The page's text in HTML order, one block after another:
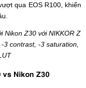
qua EOS R100, khiến
Nikon Z30 với NIKKOR Z
contrast, -3 saturation,
vs Nikon Z30